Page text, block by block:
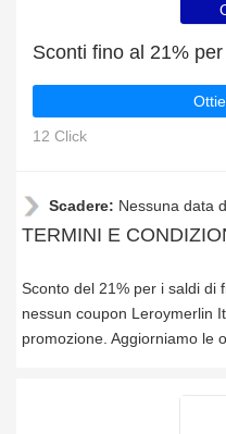
Sconti fino al 21%
12 Click
Scadere: Nessuna data
TERMINI E
Sconto del 21% per i saldi di
nessun coupon Leroymerlin
promozione. Aggiorniamo le